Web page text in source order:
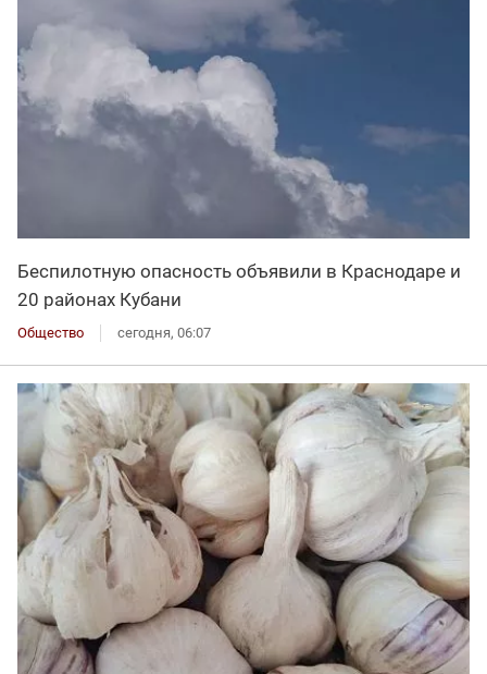
Беспилотную опасность объявили в Краснодаре и
20 районах Кубани
Общество сегодня, 06:07